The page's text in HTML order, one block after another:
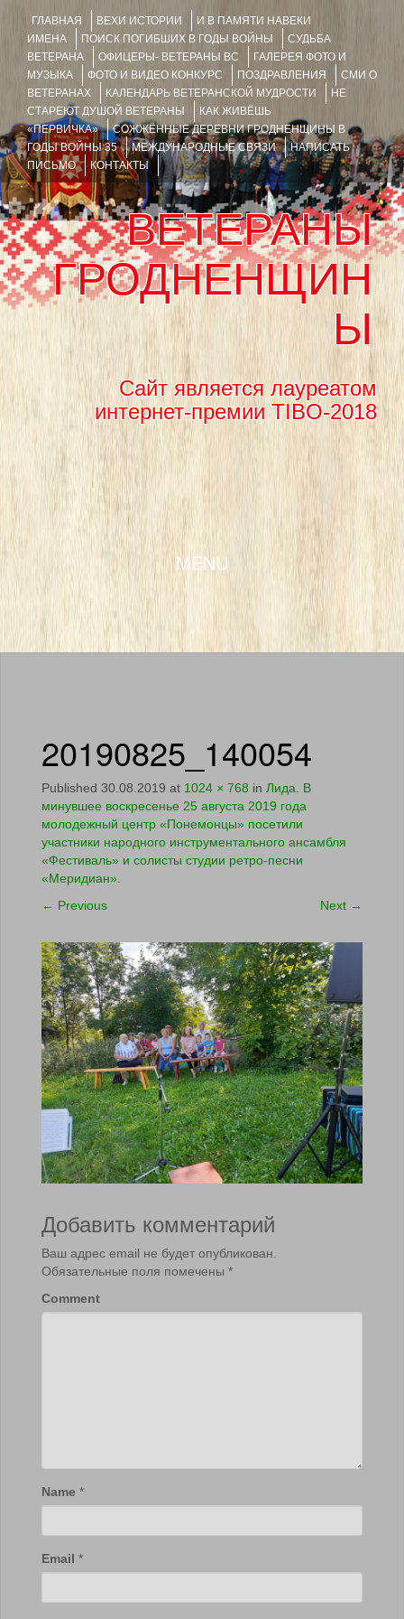
ГЛАВНАЯ ВЕХИ ИСТОРИИ
И В ПАМЯТИ НАВЕКИ
ИМЕНА
ПОИСК ПОГИБШИХ В ГОДЫ ВОЙНЫ
СУДЬБА
ВЕТЕРАНА
ОФИЦЕРЫ- ВЕТЕРАНЫ ВС
ГАЛЕРЕЯ ФОТО И
МУЗЫКА
ФОТО И ВИДЕО КОНКУРС ПОЗДРАВЛЕНИЯ
СМИ О
ВЕТЕРАНАХ
КАЛЕНДАРЬ ВЕТЕРАНСКОЙ МУДРОСТИ
НЕ
СТАРЕЮТ ДУШОЙ ВЕТЕРАНЫ
КАК ЖИВЁШЬ
«ПЕРВИЧКА»
СОЖЖЁННЫЕ ДЕРЕВНИ ГРОДНЕНЩИНЫ В
ГОДЫ ВОЙНЫ 35
МЕЖДУНАРОДНЫЕ СВЯЗИ
НАПИСАТЬ
ПИСЬМО
КОНТАКТЫ
ВЕТЕРАНЫ
ГРОДНЕНЩИН
Ы
Сайт является лауреатом
интернет-премии TIBO-2018
MENU
SKIP TO CONTENT
20190825_140054
Published 30.08.2019 at 1024 × 768 in Лида. В
минувшее воскресенье 25 августа 2019 года
молодежный центр «Понемонцы» посетили
участники народного инструментального ансамбля
«Фестиваль» и солисты студии ретро-песни
«Меридиан».
← Previous Next →
Добавить комментарий
Ваш адрес email не будет опубликован.
Обязательные поля помечены *
Comment
Name *
Email *